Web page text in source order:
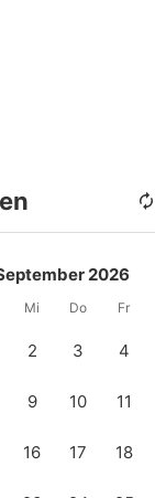
2026
Mi Do Fr
2 3 4
9 10 11
16 17 18